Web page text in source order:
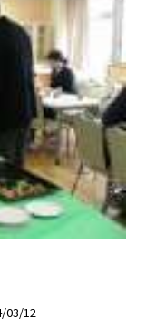
03/12